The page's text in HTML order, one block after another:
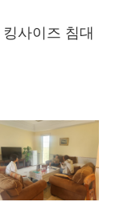
사이즈 침대